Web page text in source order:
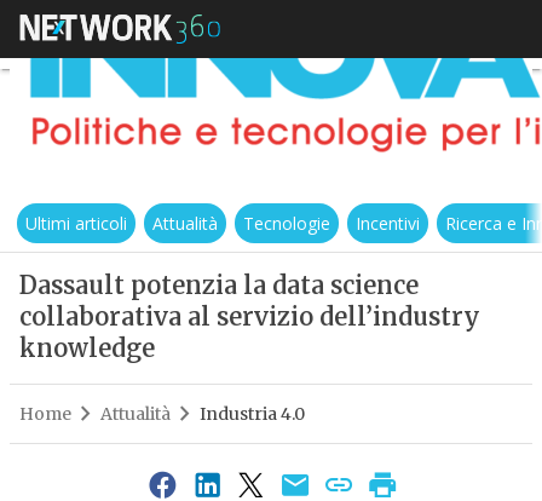
Ultimi articoli Attualità Tecnologie Incentivi Ricerca e
Dassault potenzia la data science
collaborativa al servizio dell’industry
knowledge
Home Attualità Industria 4.0